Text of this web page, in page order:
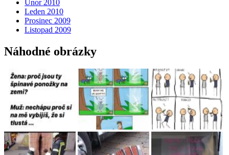
Únor 2010
Leden 2010
Prosinec 2009
Listopad 2009
Náhodné obrázky